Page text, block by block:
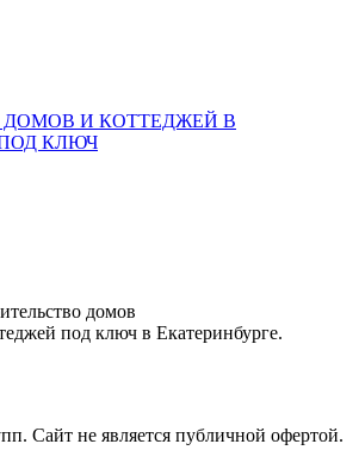
ДОМОВ И КОТТЕДЖЕЙ В
КЛЮЧ
домов
под ключ в Екатеринбурге.
Cайт не является публичной офертой.